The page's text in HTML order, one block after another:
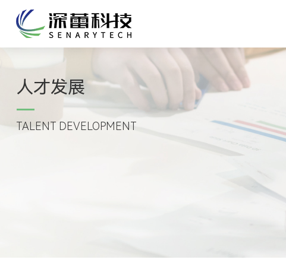
人才发展
TALENT DEVELOPMENT